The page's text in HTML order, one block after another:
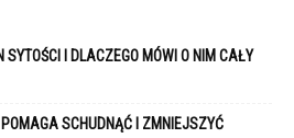
I DLACZEGO MÓWI O NIM CAŁY
SCHUDNĄĆ I ZMNIEJSZYĆ